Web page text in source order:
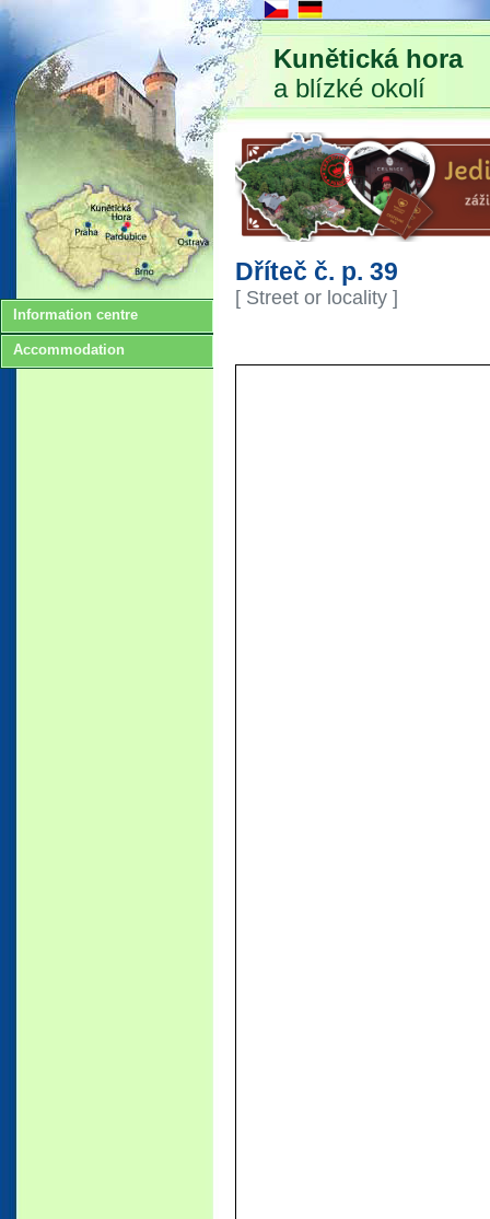
Kunětická hora
a blízké okolí
Information centre
Accommodation
Dříteč č. p. 39
[ Street or locality ]